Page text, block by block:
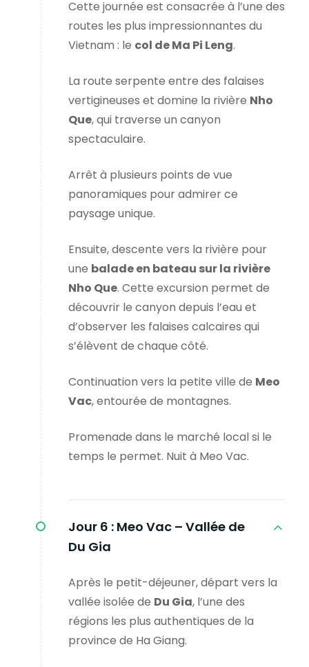
Cette journée est consacrée à l’une des
routes les plus impressionnantes du
Vietnam : le col de Ma Pi Leng.
La route serpente entre des falaises
vertigineuses et domine la rivière Nho
Que, qui traverse un canyon
spectaculaire.
Arrêt à plusieurs points de vue
panoramiques pour admirer ce
paysage unique.
Ensuite, descente vers la rivière pour
une balade en bateau sur la rivière
Nho Que. Cette excursion permet de
découvrir le canyon depuis l’eau et
d’observer les falaises calcaires qui
s’élèvent de chaque côté.
Continuation vers la petite ville de Meo
Vac, entourée de montagnes.
Promenade dans le marché local si le
temps le permet. Nuit à Meo Vac.
Jour 6 : Meo Vac – Vallée de
Du Gia
Après le petit-déjeuner, départ vers la
vallée isolée de Du Gia, l’une des
régions les plus authentiques de la
province de Ha Giang.